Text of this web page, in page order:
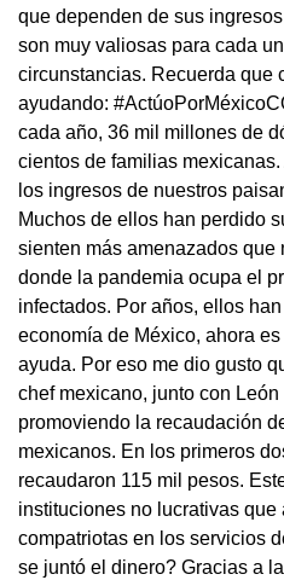
que dependen de sus
son muy valiosas para cada
circunstancias. Recuerda que
ayudando:
cada año, 36 mil millones de
cientos de familias
los ingresos de nuestros
Muchos de ellos han perdido
sienten más amenazados
donde la pandemia ocupa el
infectados. Por años, ellos
economía de México, ahora
ayuda. Por eso me dio gusto
chef mexicano, junto con
promoviendo la recaudación
mexicanos. En los primeros
recaudaron 115 mil pesos.
instituciones no lucrativas que
compatriotas en los servicios
se juntó el dinero? Gracias a